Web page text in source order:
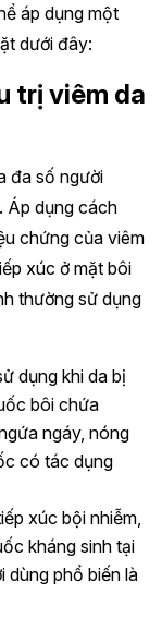
áp dụng một
dưới đây:
trị viêm da
đa số người
Áp dụng cách
chứng của viêm
xúc ở mặt bôi
thường sử dụng
dụng khi da bị
bôi chứa
ngáy, nóng
có tác dụng
xúc bội nhiễm,
kháng sinh tại
dùng phổ biến là